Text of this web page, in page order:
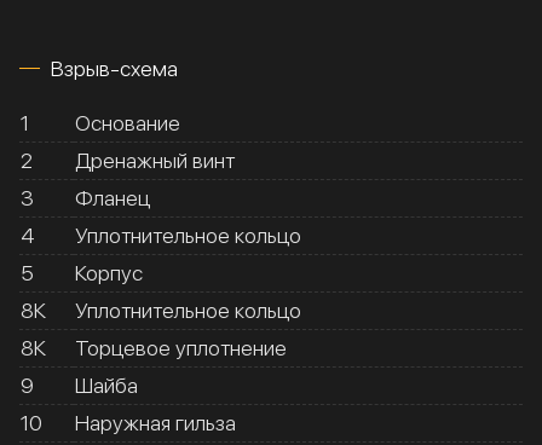
Взрыв-схема
1
Основание
2
Дренажный винт
3
Фланец
4
Уплотнительное кольцо
5
Корпус
8К
Уплотнительное кольцо
8К
Торцевое уплотнение
9
Шайба
10
Наружная гильза